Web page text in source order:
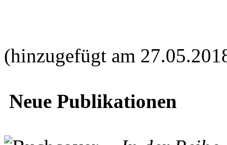
(hinzugefügt am
Neue Publikationen